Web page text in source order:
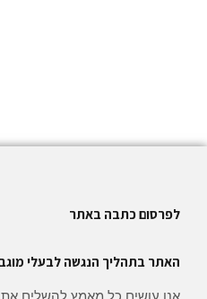
לפרסום כתבה באתר
האתר בתהליך הנגשה לבעלי